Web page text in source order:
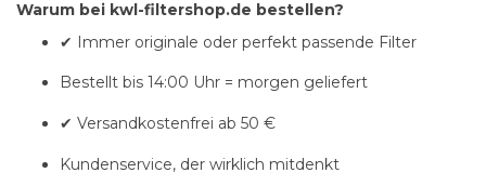
Warum bei kwl-filtershop.de bestellen?
✔ Immer originale oder perfekt passende Filter
Bestellt bis 14:00 Uhr = morgen geliefert
✔ Versandkostenfrei ab 50 €
Kundenservice, der wirklich mitdenkt